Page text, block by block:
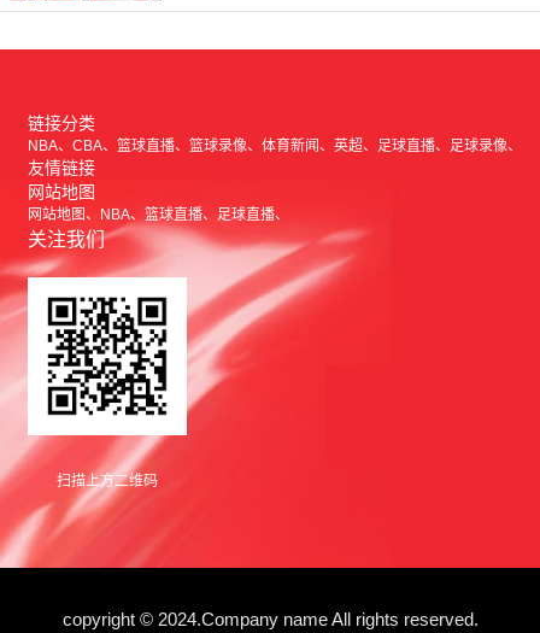
链接分类
NBA CBA 篮球直播 篮球录像 体育新闻 英超 足球直播 足球录像
友情链接
网站地图
网站地图 NBA 篮球直播 足球直播
关注我们
扫描上方二维码
copyright © 2024.Company name All rights reserved.